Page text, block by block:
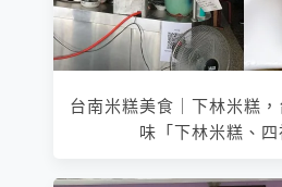
台南米糕美食｜下林米糕
味「下林米糕、四